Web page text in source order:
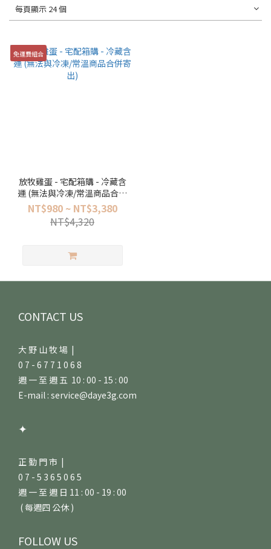
每頁顯示 24 個
免運費組合
放牧雞蛋 - 宅配箱購 - 冷藏含
運 (無法與冷凍/常溫商品合併
寄出)
NT$980 ~ NT$3,380
NT$4,320
CONTACT US
大 野 山 牧 場 |
0 7 - 6 7 7 1 0 6 8
週 一 至 週 五 10 : 00 - 15 : 00
E-mail : service@daye3g.com
✦
正 勤 門 市 |
0 7 - 5 3 6 5 0 6 5
週 一 至 週 日 11 : 00 - 19 : 00
( 每週四 公休 )
FOLLOW US